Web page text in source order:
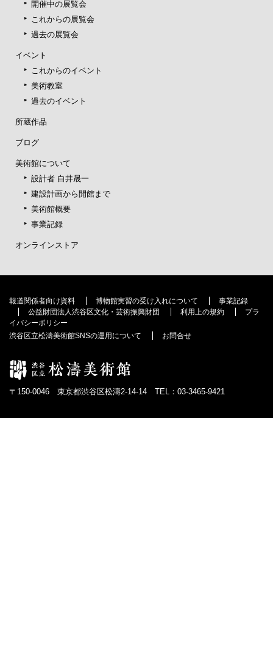
開催中の展覧会
これからの展覧会
過去の展覧会
イベント
これからのイベント
美術教室
過去のイベント
所蔵作品
ブログ
美術館について
設計者 白井晟一
建設計画から開館まで
美術館概要
事業記録
オンラインストア
報道関係者向け資料 博物館実習の受け入れについて
事業記録
公益財団法人渋谷区文化・芸術振興財団
利用上の規約
プラ
イバシーポリシー
渋谷区立松濤美術館SNSの運用について
お問合せ
〒150-0046 東京都渋谷区松濤2-14-14 TEL：03-3465-9421